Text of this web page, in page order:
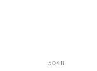
5048